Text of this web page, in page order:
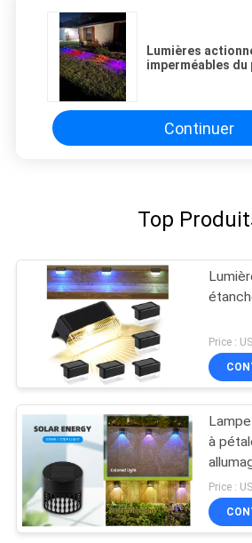
Lumières
imperméables du
Continuer
Top
à